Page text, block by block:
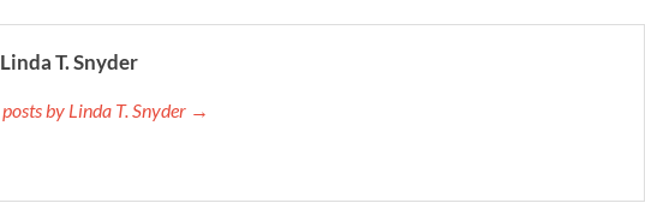
T. Snyder
by Linda T. Snyder →